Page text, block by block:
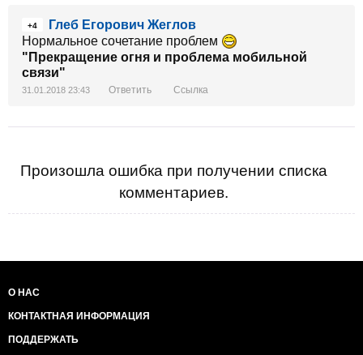
+4
Глеб Егорович Жеглов
Нормальное сочетание проблем
"Прекращение огня и проблема мобильной
связи"
31.01.2018 23:43 Ответить Ссылка
Произошла ошибка при получении списка
комментариев.
О НАС
КОНТАКТНАЯ ИНФОРМАЦИЯ
ПОДДЕРЖАТЬ